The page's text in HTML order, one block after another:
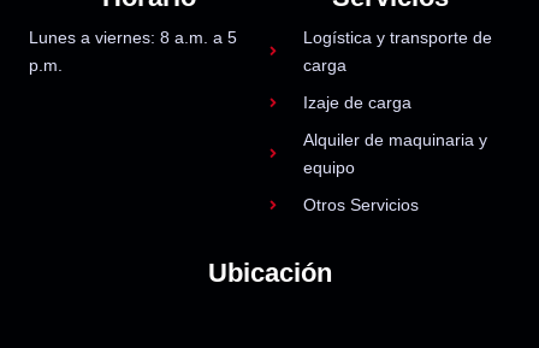
Lunes a viernes: 8 a.m. a 5
p.m.
Logística y transporte de
carga
Izaje de carga
Alquiler de maquinaria y
equipo
Otros Servicios
Ubicación